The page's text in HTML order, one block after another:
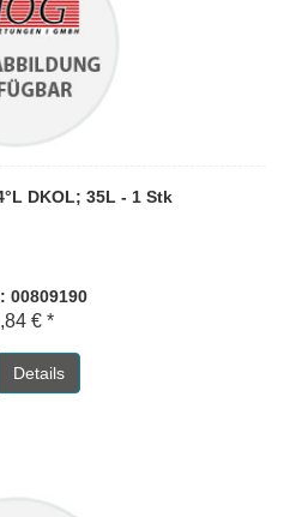
DKOL; 35L - 1 Stk
00809190
€ *
Details